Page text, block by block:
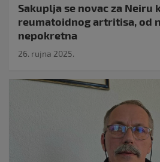
Sakuplja se novac za Neiru
reumatoidnog artritisa, od
nepokretna
26. rujna 2025.